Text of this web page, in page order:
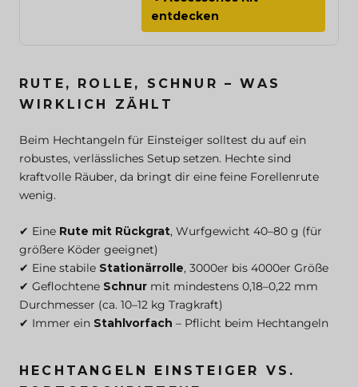
entdecken
RUTE, ROLLE, SCHNUR – WAS
WIRKLICH ZÄHLT
Beim Hechtangeln für Einsteiger solltest du auf ein
robustes, verlässliches Setup setzen. Hechte sind
kraftvolle Räuber, da bringt dir eine feine Forellenrute
wenig.
✔ Eine Rute mit Rückgrat, Wurfgewicht 40–80 g (für
größere Köder geeignet)
✔ Eine stabile Stationärrolle, 3000er bis 4000er Größe
✔ Geflochtene Schnur mit mindestens 0,18–0,22 mm
Durchmesser (ca. 10–12 kg Tragkraft)
✔ Immer ein Stahlvorfach – Pflicht beim Hechtangeln
HECHTANGELN EINSTEIGER VS.